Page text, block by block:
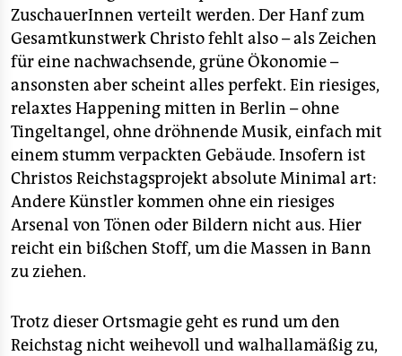
ZuschauerInnen verteilt werden. Der Hanf zum
Gesamtkunstwerk Christo fehlt also – als Zeichen
für eine nachwachsende, grüne Ökonomie –
ansonsten aber scheint alles perfekt. Ein riesiges,
relaxtes Happening mitten in Berlin – ohne
Tingeltangel, ohne dröhnende Musik, einfach mit
einem stumm verpackten Gebäude. Insofern ist
Christos Reichstagsprojekt absolute Minimal art:
Andere Künstler kommen ohne ein riesiges
Arsenal von Tönen oder Bildern nicht aus. Hier
reicht ein bißchen Stoff, um die Massen in Bann
zu ziehen.
Trotz dieser Ortsmagie geht es rund um den
Reichstag nicht weihevoll und walhallamäßig zu,